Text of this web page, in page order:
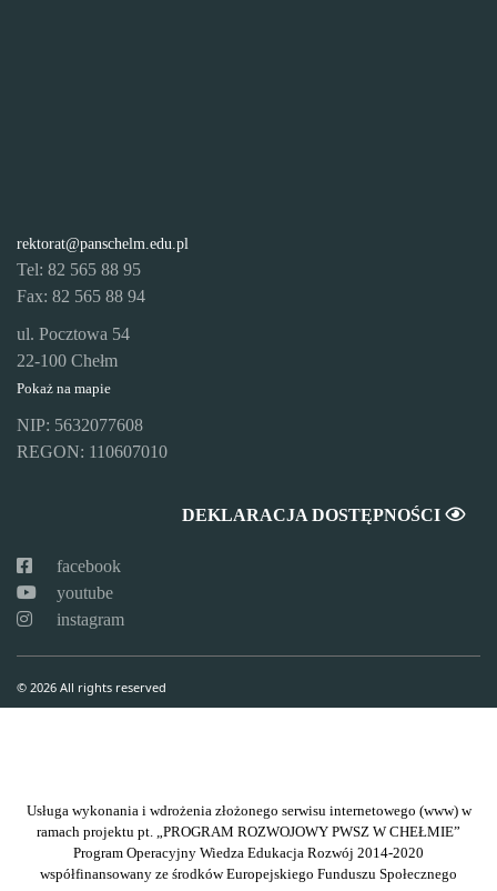
rektorat@panschelm.edu.pl
Tel: 82 565 88 95
Fax: 82 565 88 94
ul. Pocztowa 54
22-100 Chełm
Pokaż na mapie
NIP: 5632077608
REGON: 110607010
DEKLARACJA DOSTĘPNOŚCI
facebook
youtube
instagram
© 2026 All rights reserved
Usługa wykonania i wdrożenia złożonego serwisu internetowego (www) w
ramach projektu pt. „PROGRAM ROZWOJOWY PWSZ W CHEŁMIE”
Program Operacyjny Wiedza Edukacja Rozwój 2014-2020
współfinansowany ze środków Europejskiego Funduszu Społecznego